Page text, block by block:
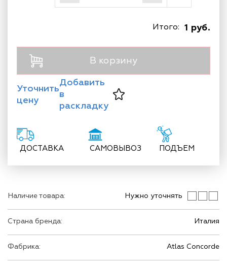
Наличие товара: Нужно уточнять
Страна бренда: Италия
Фабрика: Atlas Concorde
1 руб.
Итого:
В корзину
Уточнить
цену
Добавить
в
раскладку
ДОСТАВКА САМОВЫВОЗ ПОДЪЕМ